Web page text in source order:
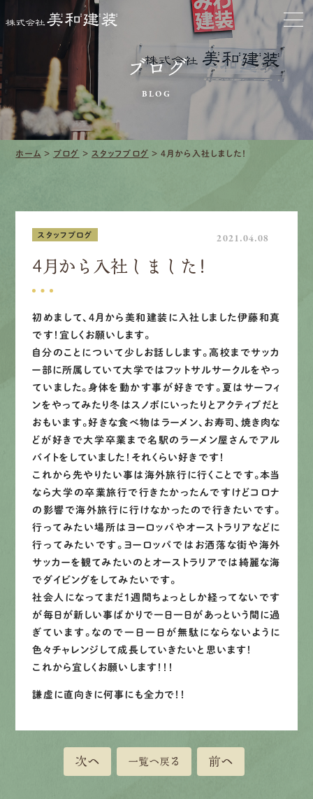
お家をきれいに
会社をきれいに
クリーニング
施工事例
会社案内
採用情報
募集要項
先輩インタビュー
エントリー
有資格者が、無料建物診断いたします!!
0120-44-2605
営業時間 8:00−18:00 ｜
Webお問い合わせ
LINEでお手軽相談
ブログ
BLOG
ホーム > ブログ > スタッフブログ >4月から入社しました！
スタッフブログ 2021.04.08
4月から入社しました！
初めまして、4月から美和建装に入社しました伊藤和真
です！宜しくお願いします。
自分のことについて少しお話しします。高校までサッカ
ー部に所属していて大学ではフットサルサークルをやっ
ていました。身体を動かす事が好きです。夏はサーフィ
ンをやってみたり冬はスノボにいったりとアクティブだと
おもいます。好きな食べ物はラーメン、お寿司、焼き肉な
どが好きで大学卒業まで名駅のラーメン屋さんでアル
バイトをしていました！それくらい好きです！
これから先やりたい事は海外旅行に行くことです。本当
なら大学の卒業旅行で行きたかったんですけどコロナ
の影響で海外旅行に行けなかったので行きたいです。
行ってみたい場所はヨーロッパやオーストラリアなどに
行ってみたいです。ヨーロッパではお洒落な街や海外
サッカーを観てみたいのとオーストラリアでは綺麗な海
でダイビングをしてみたいです。
社会人になってまだ1週間ちょっとしか経ってないです
が毎日が新しい事ばかりで一日一日があっという間に過
ぎています。なので一日一日が無駄にならないように
色々チャレンジして成長していきたいと思います！
これから宜しくお願いします！！！
謙虚に直向きに何事にも全力で！！
次へ 一覧へ戻る 前へ